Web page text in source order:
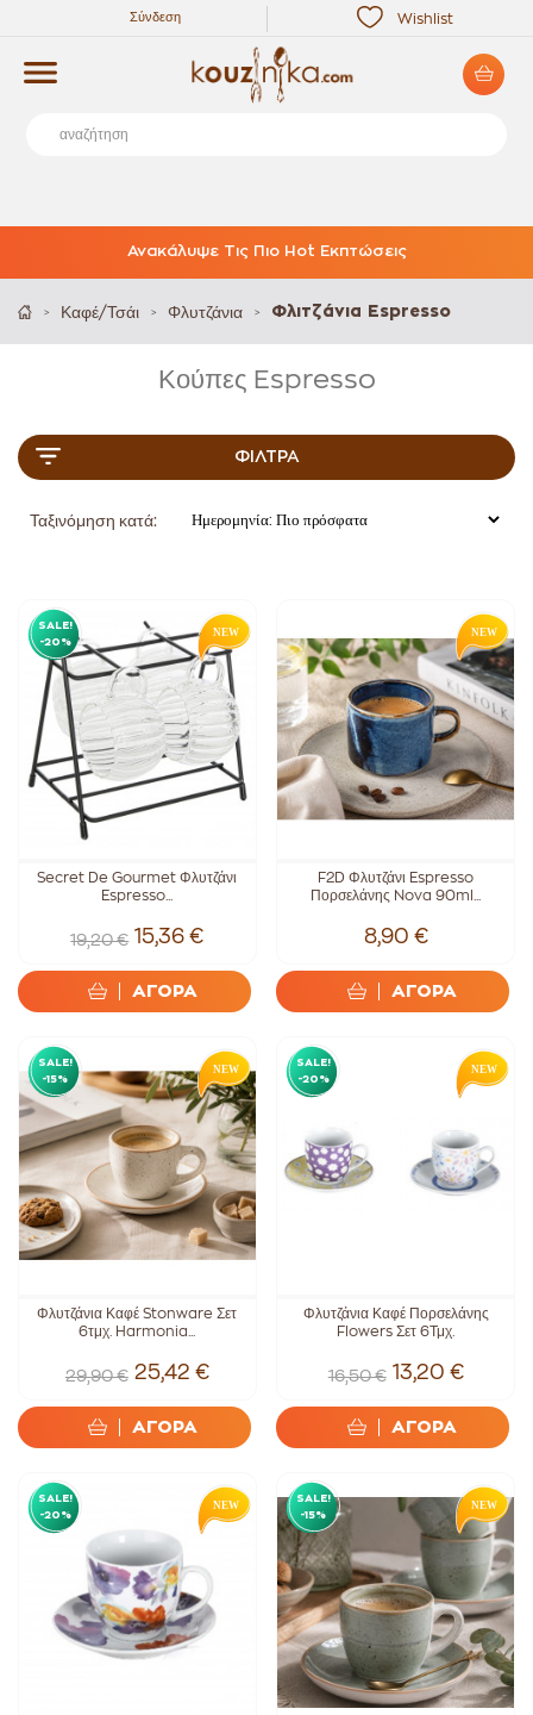
Wishlist
Σύνδεση
Ανακάλυψε Τις Πιο Hot Εκπτώσεις
> Καφέ/Τσάι > Φλυτζάνια > Φλιτζάνια Espresso
Κούπες Espresso
ΦΊΛΤΡΑ
Ταξινόμηση κατά:
SALE!
-20%
Secret De Gourmet Φλυτζάνι
Espresso...
19,20 € 15,36 €
ΑΓΟΡΑ
F2D Φλυτζάνι Espresso
Πορσελάνης Nova 90ml...
8,90 €
ΑΓΟΡΑ
SALE!
-15%
Φλυτζάνια Καφέ Stonware Σετ
6τμχ. Harmonia...
29,90 € 25,42 €
ΑΓΟΡΑ
SALE!
-20%
Φλυτζάνια Καφέ Πορσελάνης
Flowers Σετ 6Τμχ.
16,50 € 13,20 €
ΑΓΟΡΑ
SALE!
-20%
SALE!
-15%